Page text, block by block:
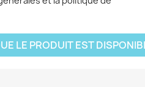
LE PRODUIT EST